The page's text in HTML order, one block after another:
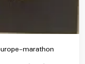
marathon